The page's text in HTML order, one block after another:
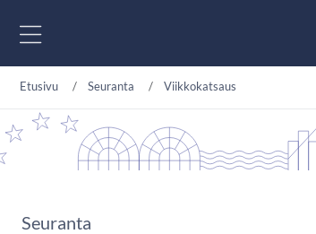
Etusivu Seuranta Viikkokatsaus
Seuranta